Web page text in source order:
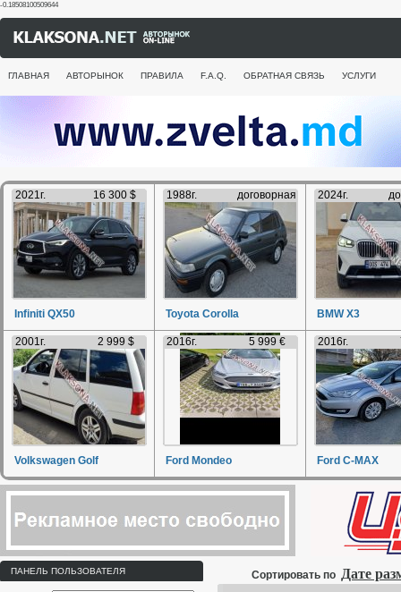
-0.18508100509644
ГЛАВНАЯ АВТОРЫНОК ПРАВИЛА F.A.Q. ОБРАТНАЯ СВЯЗЬ УСЛУГИ
2021г. 16 300 $
Infiniti QX50
1988г. договорная
Toyota Corolla
2024г.
BMW X3
2001г. 2 999 $
Volkswagen Golf
2016г. 5 999 €
Ford Mondeo
2016г.
Ford C-MAX
ПАНЕЛЬ ПОЛЬЗОВАТЕЛЯ Сортировать по Дате